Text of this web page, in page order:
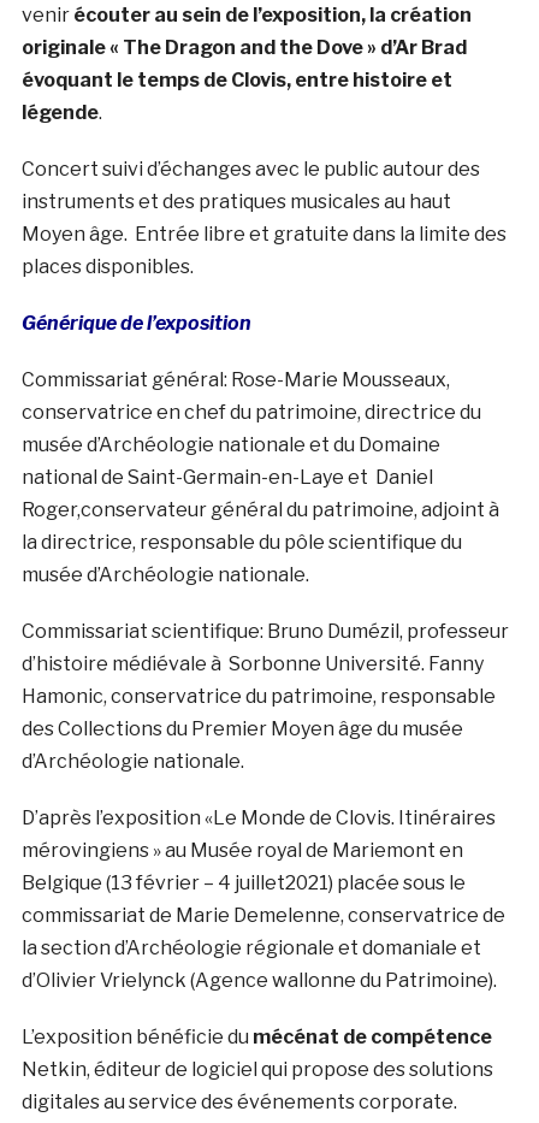
venir écouter au sein de l’exposition, la création
originale « The Dragon and the Dove » d’Ar Brad
évoquant le temps de Clovis, entre histoire et
légende.
Concert suivi d’échanges avec le public autour des
instruments et des pratiques musicales au haut
Moyen âge. Entrée libre et gratuite dans la limite des
places disponibles.
Générique de l’exposition
Commissariat général: Rose-Marie Mousseaux,
conservatrice en chef du patrimoine, directrice du
musée d’Archéologie nationale et du Domaine
national de Saint-Germain-en-Laye et Daniel
Roger,conservateur général du patrimoine, adjoint à
la directrice, responsable du pôle scientifique du
musée d’Archéologie nationale.
Commissariat scientifique: Bruno Dumézil, professeur
d’histoire médiévale à Sorbonne Université. Fanny
Hamonic, conservatrice du patrimoine, responsable
des Collections du Premier Moyen âge du musée
d’Archéologie nationale.
D’après l’exposition «Le Monde de Clovis. Itinéraires
mérovingiens » au Musée royal de Mariemont en
Belgique (13 février – 4 juillet2021) placée sous le
commissariat de Marie Demelenne, conservatrice de
la section d’Archéologie régionale et domaniale et
d’Olivier Vrielynck (Agence wallonne du Patrimoine).
L’exposition bénéficie du mécénat de compétence
Netkin, éditeur de logiciel qui propose des solutions
digitales au service des événements corporate.